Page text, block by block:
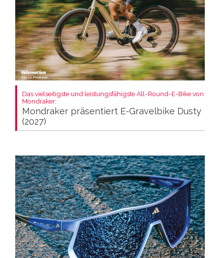
Das vielseitigste und leistungsfähigste All-Round-E-Bike von
Mondraker:
Mondraker präsentiert E-Gravelbike Dusty
(2027)